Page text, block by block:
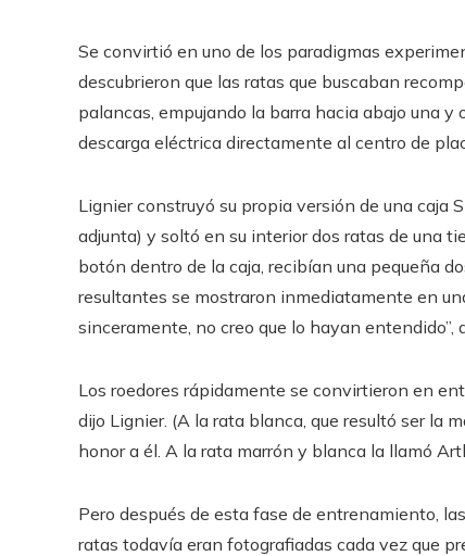
Se convirtió en uno de los paradigmas
descubrieron que las ratas que buscaban
palancas, empujando la barra hacia abajo una y
descarga eléctrica directamente al centro de
Lignier construyó su propia versión de una caja
adjunta) y soltó en su interior dos ratas de una
botón dentro de la caja, recibían una pequeña
resultantes se mostraron inmediatamente en
sinceramente, no creo que lo hayan entendido”,
Los roedores rápidamente se convirtieron en
dijo Lignier. (A la rata blanca, que resultó ser la
honor a él. A la rata marrón y blanca la llamó
Pero después de esta fase de entrenamiento,
ratas todavía eran fotografiadas cada vez que